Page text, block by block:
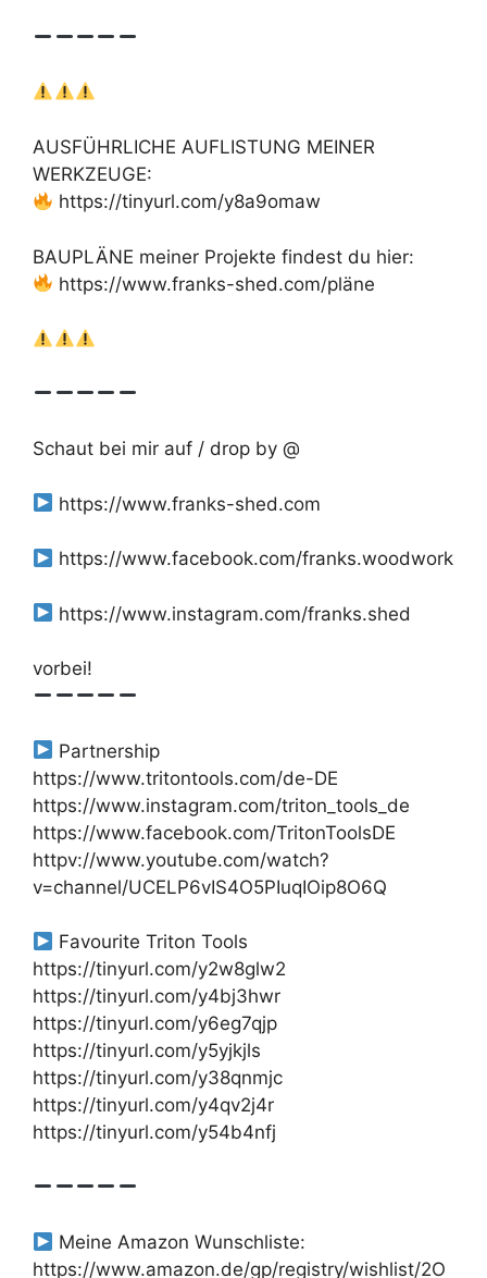
AUSFÜHRLICHE AUFLISTUNG MEINER
WERKZEUGE:
https://tinyurl.com/y8a9omaw
BAUPLÄNE meiner Projekte findest du hier:
https://www.franks-shed.com/pläne
Schaut bei mir auf / drop by @
https://www.franks-shed.com
https://www.facebook.com/franks.woodwork
https://www.instagram.com/franks.shed
vorbei!
Partnership
https://www.tritontools.com/de-DE
https://www.instagram.com/triton_tools_de
https://www.facebook.com/TritonToolsDE
httpv://www.youtube.com/watch?
v=channel/UCELP6vIS4O5PIuqIOip8O6Q
Favourite Triton Tools
https://tinyurl.com/y2w8glw2
https://tinyurl.com/y4bj3hwr
https://tinyurl.com/y6eg7qjp
https://tinyurl.com/y5yjkjls
https://tinyurl.com/y38qnmjc
https://tinyurl.com/y4qv2j4r
https://tinyurl.com/y54b4nfj
Meine Amazon Wunschliste:
https://www.amazon.de/gp/registry/wishlist/2O